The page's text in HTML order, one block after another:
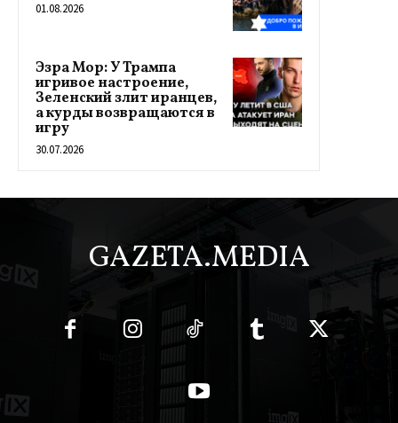
01.08.2026
Эзра Мор: У Трампа
игривое настроение,
Зеленский злит иранцев,
а курды возвращаются в
игру
30.07.2026
GAZETA.MEDIA